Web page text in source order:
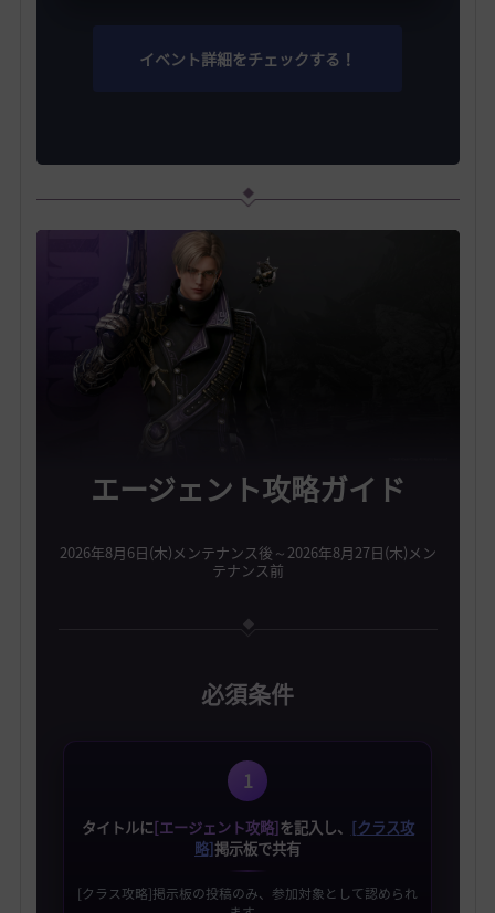
イベント詳細をチェックする！
エージェント攻略ガイド
2026年8月6日(木)メンテナンス後～2026年8月27日(木)メン
テナンス前
必須条件
1
タイトルに[エージェント攻略]を記入し、 [クラス攻
略]掲示板で共有
[クラス攻略]掲示板の投稿のみ、参加対象として認められ